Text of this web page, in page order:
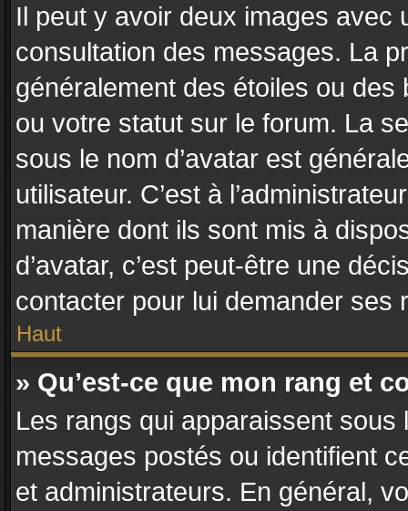
Il peut y avoir deux images avec
consultation des messages. La
généralement des étoiles ou
ou votre statut sur le forum. La
sous le nom d’avatar est
utilisateur. C’est à
manière dont ils sont mis à
d’avatar, c’est peut-être une
contacter pour lui demander ses
Haut
» Qu’est-ce que mon rang et
Les rangs qui apparaissent sous
messages postés ou identifient
et administrateurs. En général,